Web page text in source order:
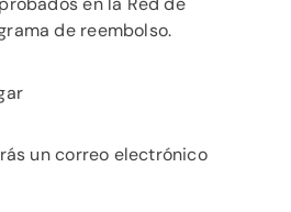
de reembolso.
un correo electrónico